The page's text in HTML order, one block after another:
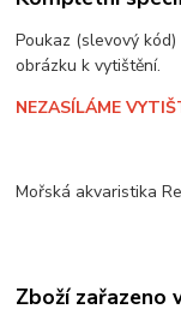
Poukaz (slevový
obrázku k vytištění.
NEZASÍLÁME
Mořská akvaristika
Zboží zařazeno